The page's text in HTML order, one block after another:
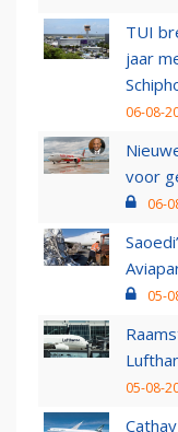
TUI
jaar
06-08-
voor
06-
05-
05-08-